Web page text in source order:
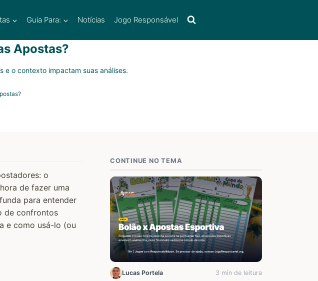
Guia Para: Notícias Jogo Responsável
Apostas?
e o contexto impactam suas análises.
o
de fazer uma
para entender
de confrontos
e como usá-lo (ou
CONTINUE NO TEMA
Lucas Portela 3 min de leitura